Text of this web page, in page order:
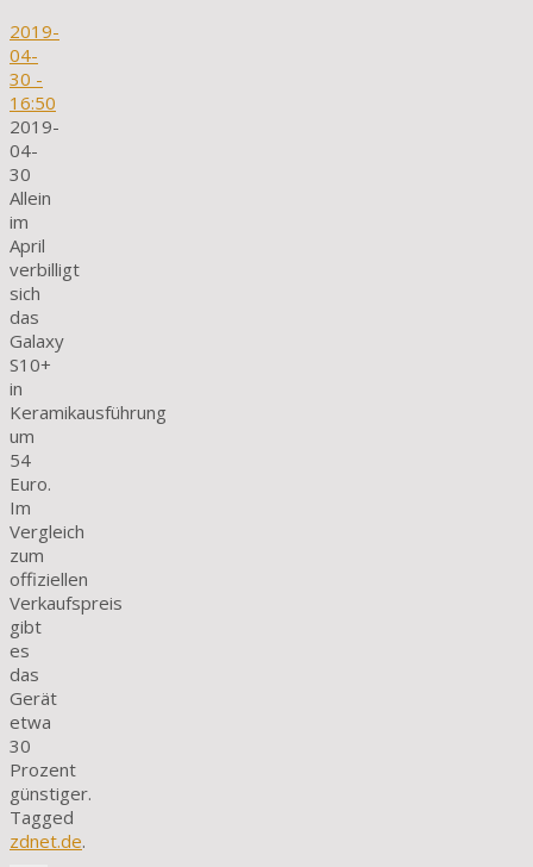
2019-
04-
30 -
16:50
2019-
04-
30
Allein
im
April
verbilligt
sich
das
Galaxy
S10+
in
Keramikausführung
um
54
Euro.
Im
Vergleich
zum
offiziellen
Verkaufspreis
gibt
es
das
Gerät
etwa
30
Prozent
günstiger.
Tagged
zdnet.de.